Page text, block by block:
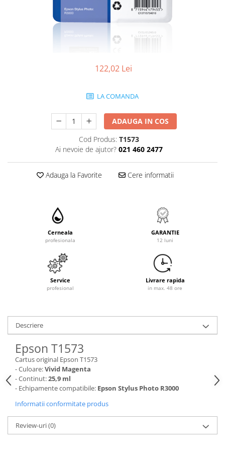
122,02 Lei
LA COMANDA
ADAUGA IN COS
Cod Produs: T1573
Ai nevoie de ajutor? 021 460 2477
Adauga la Favorite Cere informatii
Cerneala
profesionala
GARANTIE
12 luni
Service
profesional
Livrare rapida
in max. 48 ore
Descriere
Epson T1573
Cartus original Epson T1573
- Culoare:Vivid Magenta
- Continut:25,9 ml
- Echipamente compatibile: Epson Stylus Photo R3000
Informatii conformitate produs
Review-uri(0)